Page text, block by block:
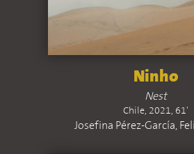
Ninho
Nest
Chile, 2021, 61'
Josefina Pérez-García,